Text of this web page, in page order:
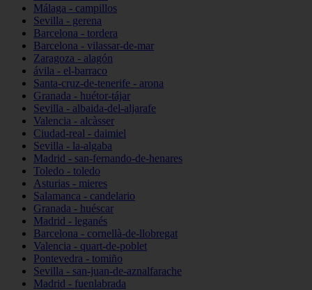
Málaga - campillos
Sevilla - gerena
Barcelona - tordera
Barcelona - vilassar-de-mar
Zaragoza - alagón
ávila - el-barraco
Santa-cruz-de-tenerife - arona
Granada - huétor-tájar
Sevilla - albaida-del-aljarafe
Valencia - alcàsser
Ciudad-real - daimiel
Sevilla - la-algaba
Madrid - san-fernando-de-henares
Toledo - toledo
Asturias - mieres
Salamanca - candelario
Granada - huéscar
Madrid - leganés
Barcelona - cornellà-de-llobregat
Valencia - quart-de-poblet
Pontevedra - tomiño
Sevilla - san-juan-de-aznalfarache
Madrid - fuenlabrada